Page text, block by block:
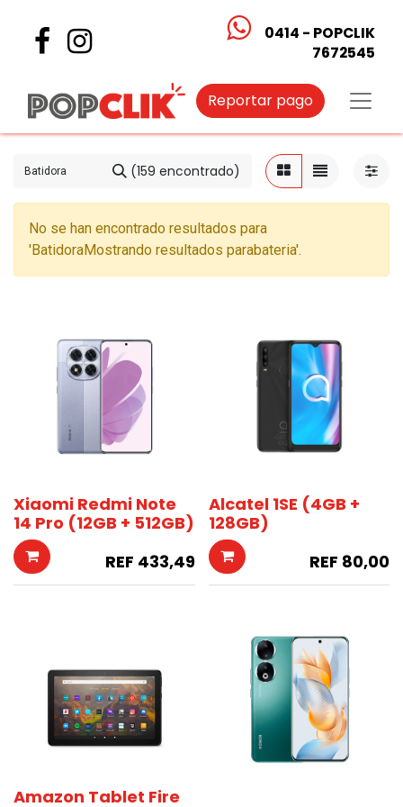
0414 - POPCLIK
7672545
Reportar pago
(159 encontrado)
No se han encontrado resultados para
'BatidoraMostrando resultados parabateria'.
Xiaomi Redmi Note
14 Pro (12GB + 512GB)
REF 433,49
Alcatel 1SE (4GB +
128GB)
REF 80,00
Amazon Tablet Fire